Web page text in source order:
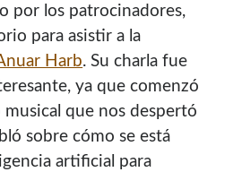
por los patrocinadores,
para asistir a la
Harb. Su charla fue
ya que comenzó
que nos despertó
sobre cómo se está
artificial para